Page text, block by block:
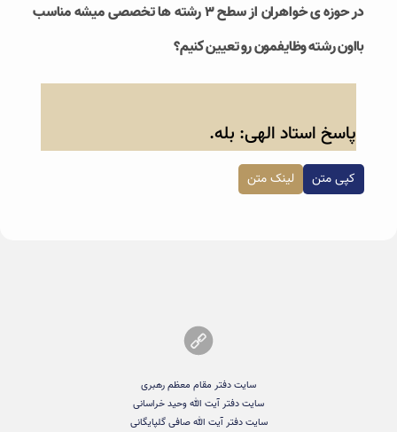
در حوزه ی خواهران از سطح ۳ رشته ها تخصصی میشه مناسب
بااون رشته وظایفمون رو تعیین کنیم؟
پاسخ استاد الهی: بله.
کپی متن لینک متن
سایت دفتر مقام معظم رهبری
سایت دفتر آیت الله وحید خراسانی
سایت دفتر آیت الله صافی گلپایگانی